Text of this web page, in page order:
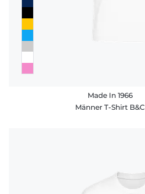
Made In 1966
Männer T-Shirt B&C